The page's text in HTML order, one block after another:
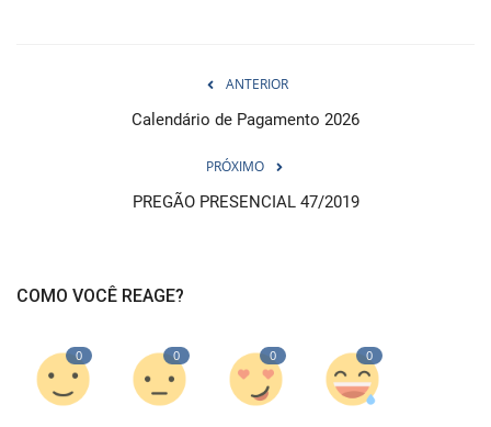
ANTERIOR
Calendário de Pagamento 2026
PRÓXIMO
PREGÃO PRESENCIAL 47/2019
COMO VOCÊ REAGE?
0 0 0 0